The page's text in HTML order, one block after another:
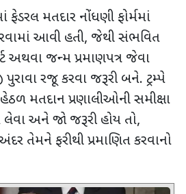
ફેડરલ મતદાર નોંધણી ફોર્મમાં
આવી હતી, જેથી સંભવિત
અથવા જન્મ પ્રમાણપત્ર જેવા
પુરાવા રજૂ કરવા જરૂરી બને. ટ્રમ્પે
મતદાન પ્રણાલીઓની સમીક્ષા
લેવા અને જો જરૂરી હોય તો,
તેમને ફરીથી પ્રમાણિત કરવાનો